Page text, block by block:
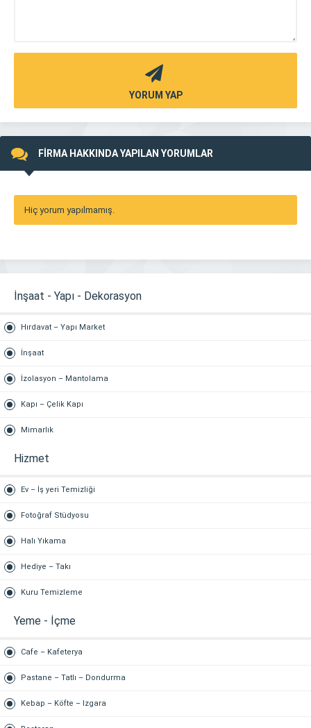
YORUM YAP
FİRMA HAKKINDA YAPILAN YORUMLAR
Hiç yorum yapılmamış.
İnşaat - Yapı - Dekorasyon
Hırdavat – Yapı Market
İnşaat
İzolasyon – Mantolama
Kapı – Çelik Kapı
Mimarlık
Hizmet
Ev – İş yeri Temizliği
Fotoğraf Stüdyosu
Halı Yıkama
Hediye – Takı
Kuru Temizleme
Yeme - İçme
Cafe – Kafeterya
Pastane – Tatlı – Dondurma
Kebap – Köfte – Izgara